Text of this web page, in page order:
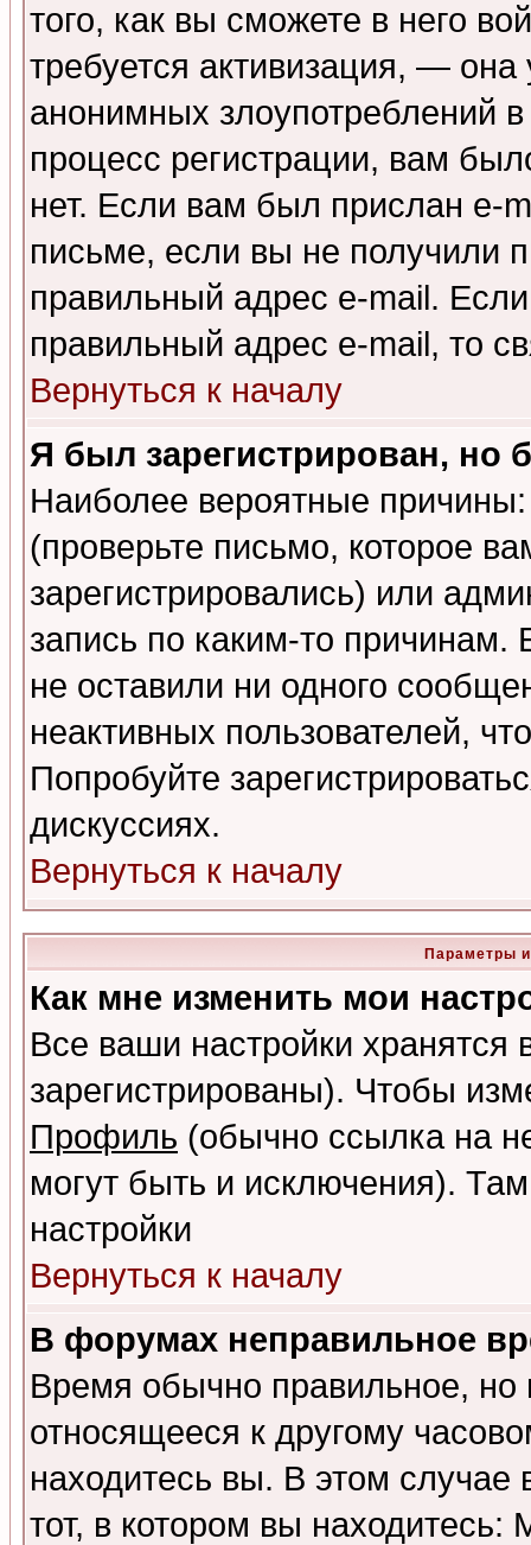
того, как вы сможете в него
требуется активизация, —
анонимных злоупотреблений
процесс регистрации, вам
нет. Если вам был прислан e-
письме, если вы не получили
правильный адрес e-mail.
правильный адрес e-mail, то
Вернуться к началу
Я был зарегистрирован, но
Наиболее вероятные
(проверьте письмо, которое
зарегистрировались) или
запись по каким-то
не оставили ни одного
неактивных пользователей,
Попробуйте
дискуссиях.
Вернуться к началу
Параметры
Как мне изменить мои
Все ваши настройки
зарегистрированы). Чтобы
Профиль (обычно ссылка на
могут быть и исключения).
настройки
Вернуться к началу
В форумах неправильное
Время обычно правильное,
относящееся к другому
находитесь вы. В этом
тот, в котором вы